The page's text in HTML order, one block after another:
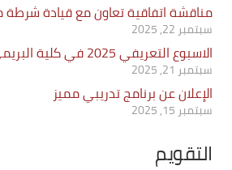
مناقشة اتفاقية تعاون مع قيادة
سبتمبر 22, 2025
الاسبوع التعريفي 2025 في كلية البريمي الجامعية
سبتمبر 21, 2025
الإعلان عن برنامج تدريبي مميز
سبتمبر 15, 2025
التقويم